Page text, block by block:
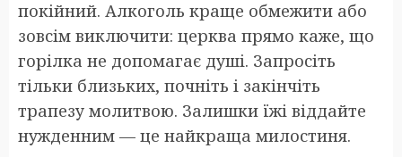
покійний. Алкоголь краще обмежити або
зовсім виключити: церква прямо каже, що
горілка не допомагає душі. Запросіть
тільки близьких, почніть і закінчіть
трапезу молитвою. Залишки їжі віддайте
нужденним — це найкраща милостиня.